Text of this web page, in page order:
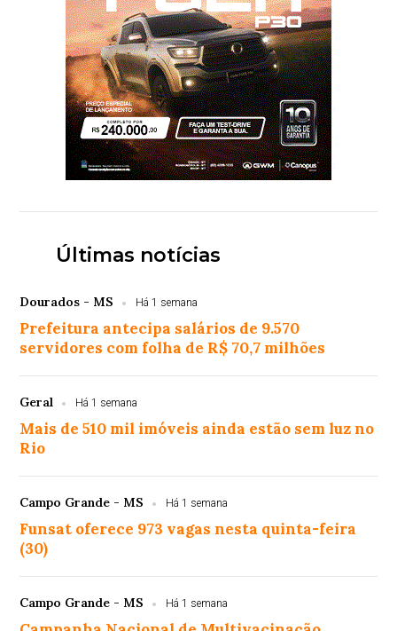
Últimas notícias
Dourados - MS Há 1 semana
Prefeitura antecipa salários de 9.570
servidores com folha de R$ 70,7 milhões
Geral Há 1 semana
Mais de 510 mil imóveis ainda estão sem luz no
Rio
Campo Grande - MS Há 1 semana
Funsat oferece 973 vagas nesta quinta-feira
(30)
Campo Grande - MS Há 1 semana